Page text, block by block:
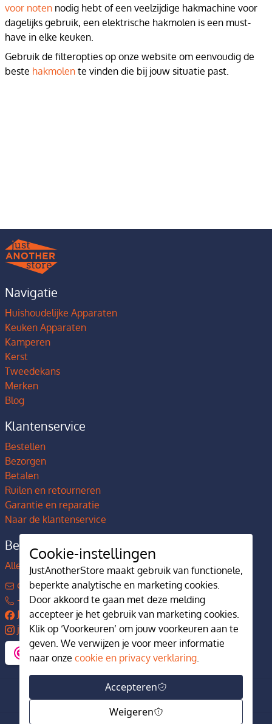
voor noten nodig hebt of een veelzijdige hakmachine voor
dagelijks gebruik, een elektrische hakmolen is een must-
have in elke keuken.
Gebruik de filteropties op onze website om eenvoudig de
beste hakmolen te vinden die bij jouw situatie past.
Navigatie
Huishoudelijke Apparaten
Keuken Apparaten
Kamperen
Kerst
Tweedekans
Merken
Blog
Klantenservice
Bestellen
Bezorgen
Betalen
Ruilen en retourneren
Garantie en reparatie
Naar de klantenservice
Bedrijfsgegevens
Alles over JustAnotherStore
contact@justanotherstore.nl
+31 73 644 7405
JustAnotherStore
justanotherstore.nl
Cookie-instellingen
JustAnotherStore maakt gebruik van functionele,
beperkte analytische en marketing cookies.
Door akkoord te gaan met deze melding
accepteer je het gebruik van marketing cookies.
Klik op ‘Voorkeuren’ om jouw voorkeuren aan te
geven. We verwijzen je voor meer informatie
naar onze cookie en privacy verklaring.
Accepteren
Weigeren